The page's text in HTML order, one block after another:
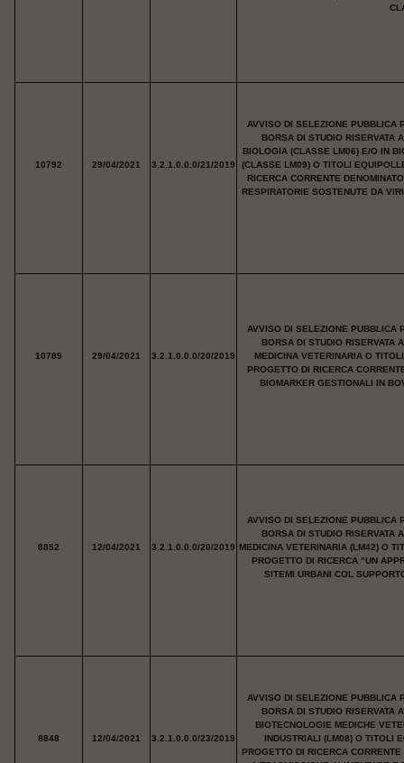
10792 29/04/2021 3.2.1.0.0.0/21/2019
AVVISO DI SELEZIONE PUBBLICA
BORSA DI STUDIO RISERVATA
BIOLOGIA (CLASSE LM06) E/O IN
(CLASSE LM09) O TITOLI
RICERCA CORRENTE
RESPIRATORIE SOSTENUTE DA
10789 29/04/2021 3.2.1.0.0.0/20/2019
AVVISO DI SELEZIONE PUBBLICA
BORSA DI STUDIO RISERVATA
MEDICINA VETERINARIA O
PROGETTO DI RICERCA
BIOMARKER GESTIONALI IN
8852 12/04/2021 3.2.1.0.0.0/20/2019
AVVISO DI SELEZIONE PUBBLICA
BORSA DI STUDIO RISERVATA
MEDICINA VETERINARIA (LM42) O
PROGETTO DI RICERCA "UN
SITEMI URBANI COL
8848 12/04/2021 3.2.1.0.0.0/23/2019
AVVISO DI SELEZIONE PUBBLICA
BORSA DI STUDIO RISERVATA
BIOTECNOLOGIE MEDICHE
INDUSTRIALI (LM08) O TITOLI
PROGETTO DI RICERCA